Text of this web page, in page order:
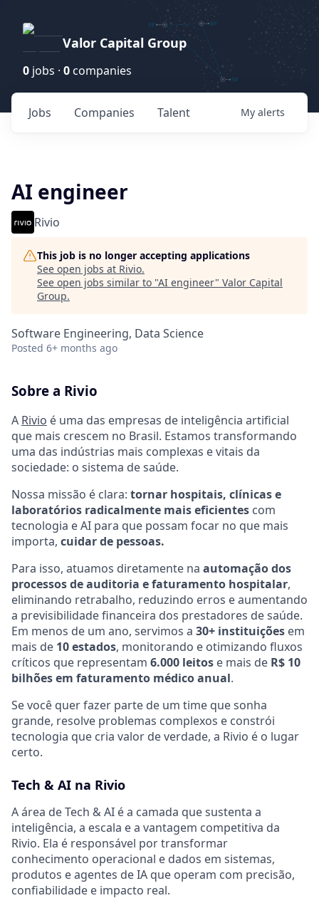
Valor Capital Group
0 jobs · 0 companies
Jobs Companies Talent My alerts
AI engineer
Rivio
This job is no longer accepting applications
See open jobs at Rivio.
See open jobs similar to "AI engineer" Valor Capital
Group.
Software Engineering, Data Science
Posted 6+ months ago
Sobre a Rivio
A Rivio é uma das empresas de inteligência artificial
que mais crescem no Brasil. Estamos transformando
uma das indústrias mais complexas e vitais da
sociedade: o sistema de saúde.
Nossa missão é clara: tornar hospitais, clínicas e
laboratórios radicalmente mais eficientes com
tecnologia e AI para que possam focar no que mais
importa, cuidar de pessoas.
Para isso, atuamos diretamente na automação dos
processos de auditoria e faturamento hospitalar,
eliminando retrabalho, reduzindo erros e aumentando
a previsibilidade financeira dos prestadores de saúde.
Em menos de um ano, servimos a 30+ instituições em
mais de 10 estados, monitorando e otimizando fluxos
críticos que representam 6.000 leitos e mais de R$ 10
bilhões em faturamento médico anual.
Se você quer fazer parte de um time que sonha
grande, resolve problemas complexos e constrói
tecnologia que cria valor de verdade, a Rivio é o lugar
certo.
Tech & AI na Rivio
A área de Tech & AI é a camada que sustenta a
inteligência, a escala e a vantagem competitiva da
Rivio. Ela é responsável por transformar
conhecimento operacional e dados em sistemas,
produtos e agentes de IA que operam com precisão,
confiabilidade e impacto real.